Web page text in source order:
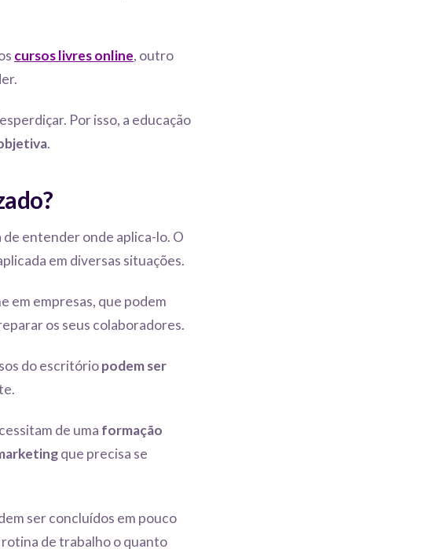
cursos livres online, outro
Por isso, a educação
.
entender onde aplica-lo. O
em diversas situações.
em empresas, que podem
os seus colaboradores.
do escritóriopodem ser
de uma formação
que precisa se
ser concluídos em pouco
rotina de trabalho o quanto